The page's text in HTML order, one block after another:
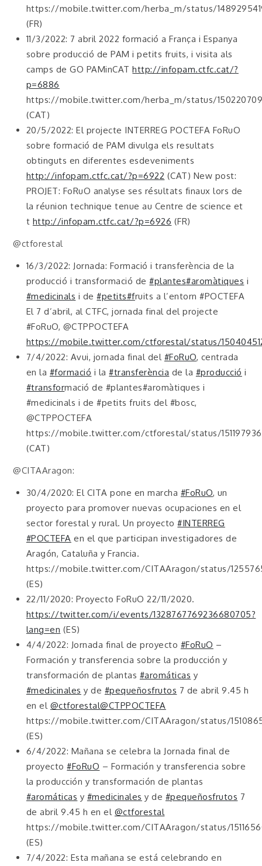
https://mobile.twitter.com/herba_m/status/
(FR)
11/3/2022: 7 abril 2022 formació a França i Espanya
sobre producció de PAM i petits fruits, i visita als
camps de GO PAMinCAThttp://infopam.ctfc.cat/?
p=6886
https://mobile.twitter.com/herba_m/status/
(CAT)
20/5/2022: El projecte INTERREG POCTEFA FoRuO
sobre formació de PAM divulga els resultats
obtinguts en diferentes esdeveniments
http://infopam.ctfc.cat/?p=6922 (CAT) New post:
PROJET: FoRuO analyse ses résultats finaux lors de
la réunion technique tenue au Centre de science et
t http://infopam.ctfc.cat/?p=6926 (FR)
@ctforestal
16/3/2022: Jornada: Formació i transferència de la
producció i transformació de#plantes#aromàtiques i
#medicinals i de#petits#fruits a l’entorn #POCTEFA
El 7 d’abril, al CTFC, jornada final del projecte
#FoRuO, @CTPPOCTEFA
https://mobile.twitter.com/ctforestal/status/
7/4/2022: Avui, jornada final del #FoRuO, centrada
en la #formació i la#transferència de la #producció i
#transformació de #plantes#aromàtiques i
#medicinals i de #petits fruits del #bosc,
@CTPPOCTEFA
https://mobile.twitter.com/ctforestal/status/
(CAT)
@CITAAragon:
30/4/2020: El CITA pone en marcha #FoRuO, un
proyecto para promover nuevas ocupaciones en el
sector forestal y rural. Un proyecto#INTERREG
#POCTEFA en el que participan investigadores de
Aragón, Cataluña y Francia.
https://mobile.twitter.com/CITAAragon/status/
(ES)
22/11/2020: Proyecto FoRuO 22/11/2020.
https://twitter.com/i/events/1328767769236680705?
lang=en (ES)
4/4/2022: Jornada final de proyecto #FoRuO –
Formación y transferencia sobre la producción y
transformación de plantas #aromáticas y
#medicinales y de #pequeñosfrutos 7 de abril 9.45 h
en el @ctforestal@CTPPOCTEFA
https://mobile.twitter.com/CITAAragon/status/
(ES)
6/4/2022: Mañana se celebra la Jornada final de
proyecto#FoRuO – Formación y transferencia sobre
la producción y transformación de plantas
#aromáticas y #medicinales y de #pequeñosfrutos 7
de abril 9.45 h en el @ctforestal
https://mobile.twitter.com/CITAAragon/status/
(ES)
7/4/2022: Esta mañana se está celebrando en